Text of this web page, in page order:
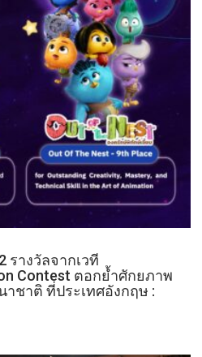
รางวัลจากเวที
Contest ตอกย้ำศักยภาพ
ชาติ ที่ประเทศอังกฤษ :